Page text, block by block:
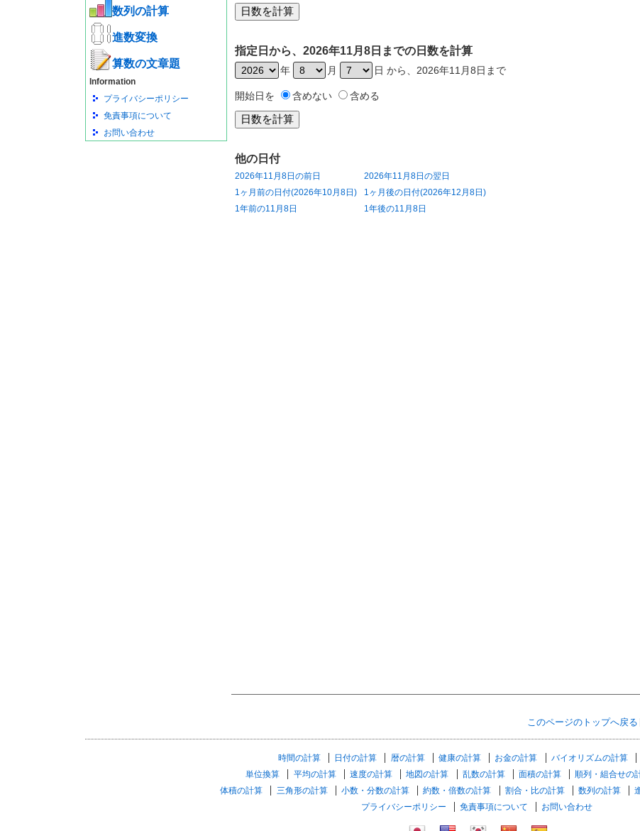
数列の計算
進数変換
算数の文章題
Information
プライバシーポリシー
免責事項について
お問い合わせ
指定日から、2026年11月8日までの日数を計算
年 月 日 から、2026年11月8日まで
開始日を 含めない 含める
他の日付
2026年11月8日の前日
2026年11月8日の翌日
1ヶ月前の日付(2026年10月8日)
1ヶ月後の日付(2026年12月8日)
1年前の11月8日
1年後の11月8日
このページのトップへ戻る
時間の計算 日付の計算 暦の計算 健康の計算 お金の計算 バイオリズムの計算
単位換算
平均の計算 速度の計算 地図の計算 乱数の計算 面積の計算 順列・組合せの
体積の計算
三角形の計算 小数・分数の計算 約数・倍数の計算 割合・比の計算 数列の計算
プライバシーポリシー
免責事項について お問い合わせ